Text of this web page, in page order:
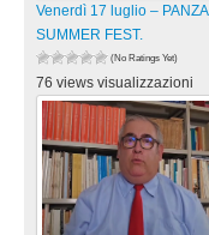
Venerdì 17 luglio – PANZA
SUMMER FEST.
(No Ratings Yet)
76 views visualizzazioni